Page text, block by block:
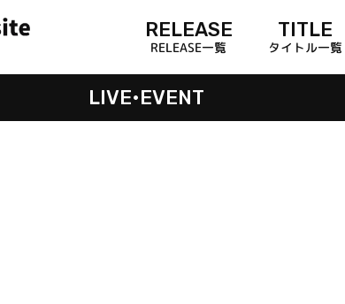
RELEASE
RELEASE一覧
TITLE
タイトル一覧
LIVE•EVENT